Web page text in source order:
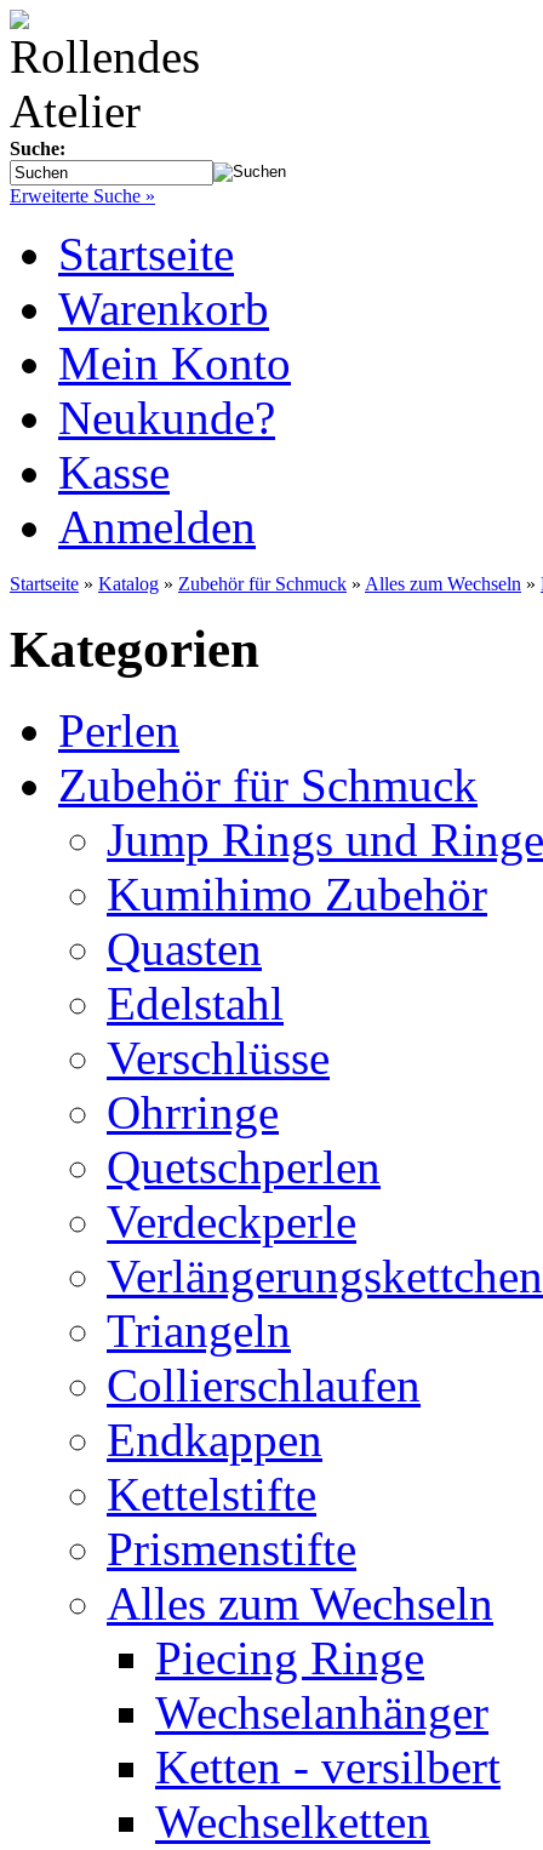
Suche:
Erweiterte Suche »
Startseite
Warenkorb
Mein Konto
Neukunde?
Kasse
Anmelden
Startseite » Katalog » Zubehör für Schmuck » Alles zum Wechseln »
Kategorien
Perlen
Zubehör für Schmuck
Jump Rings und
Kumihimo Zubehör
Quasten
Edelstahl
Verschlüsse
Ohrringe
Quetschperlen
Verdeckperle
Verlängerungskettchen
Triangeln
Collierschlaufen
Endkappen
Kettelstifte
Prismenstifte
Alles zum Wechseln
Piecing Ringe
Wechselanhänger
Ketten - versilbert
Wechselketten